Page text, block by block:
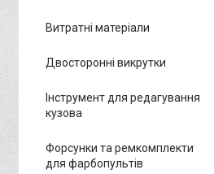
Витратні матеріали
Двосторонні викрутки
Інструмент для редагування
кузова
Форсунки та ремкомплекти
для фарбопультів